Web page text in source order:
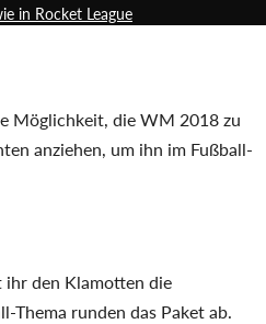
in Rocket League
Möglichkeit, die WM 2018 zu
anziehen, um ihn im Fußball-
ihr den Klamotten die
Thema runden das Paket ab.